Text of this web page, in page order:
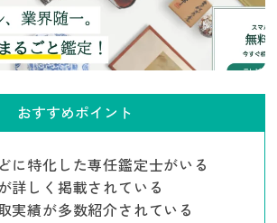
おすすめポイント
に特化した専任鑑定士がいる
詳しく掲載されている
実績が多数紹介されている